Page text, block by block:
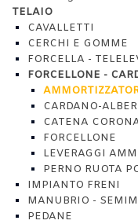
TELAIO
CAVALLETTI
CERCHI E GOMME
FORCELLA -
FORCELLONE -
CARDANO-
CATENA
FORCELLONE
LEVERAGGI
PERNO RUOTA
IMPIANTO FRENI
MANUBRIO -
PEDANE